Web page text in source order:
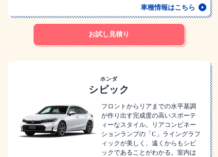
車種情報はこちら
お試し見積り
ホンダ
シビック
フロントからリアまでの水平基調
が作り出す完成度の高いスポーテ
ィーなスタイル。リアコンビネー
ションランプの「C」ライングラフ
ィックが美しく、遠くからもシビ
ックであることがわかる。室内は